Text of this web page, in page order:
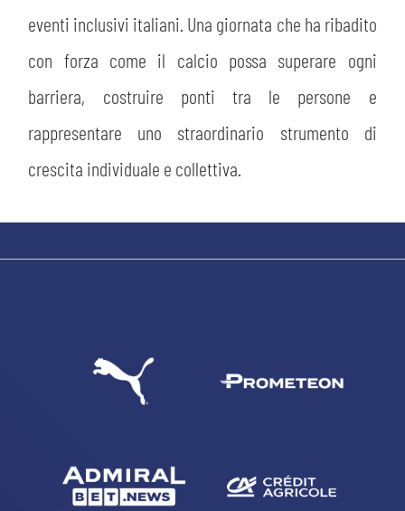
eventi inclusivi italiani. Una giornata che ha ribadito
con forza come il calcio possa superare ogni
barriera, costruire ponti tra le persone e
rappresentare uno straordinario strumento di
crescita individuale e collettiva.